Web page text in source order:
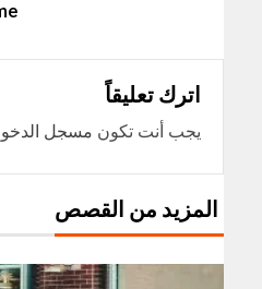
اترك تعليقاً
يجب أنت تكون مسجل
المزيد من القصص